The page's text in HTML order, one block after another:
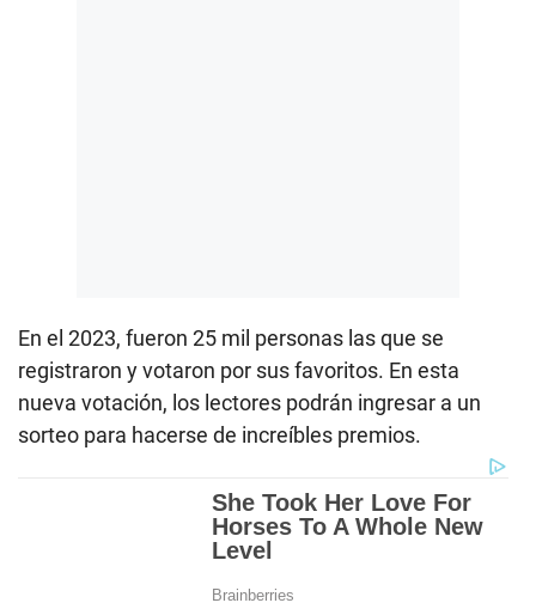
En el 2023, fueron 25 mil personas las que se
registraron y votaron por sus favoritos. En esta
nueva votación, los lectores podrán ingresar a un
sorteo para hacerse de increíbles premios.